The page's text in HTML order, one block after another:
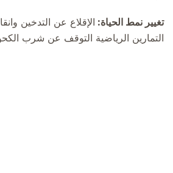
تغيير نمط الحياة:
الإقلاع عن التدخين
التمارين الرياضية التوقف عن شرب